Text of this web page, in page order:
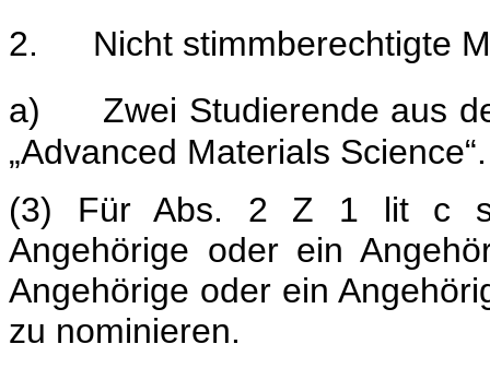
2.
Nicht stimmberechtigte
a)
Zwei Studierende aus
„Advanced Materials Science“.
(3) Für Abs. 2 Z 1 lit c
Angehörige oder ein
Angehörige oder ein
zu nominieren.